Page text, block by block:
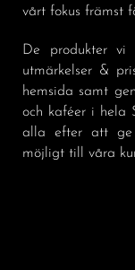
vårt fokus främst
De produkter vi
utmärkelser &
hemsida samt
och kaféer i hela
alla efter att ge
möjligt till våra